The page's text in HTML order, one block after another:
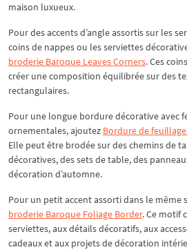
maison luxueux.
Pour des accents d’angle assortis sur les
coins de nappes ou les serviettes
broderie Baroque Leaves Corners. Ces
créer une composition équilibrée sur des
rectangulaires.
Pour une longue bordure décorative avec
ornementales, ajoutez Bordure de
Elle peut être brodée sur des chemins de
décoratives, des sets de table, des
décoration d’automne.
Pour un petit accent assorti dans le même
broderie Baroque Foliage Border. Ce motif
serviettes, aux détails décoratifs, aux
cadeaux et aux projets de décoration